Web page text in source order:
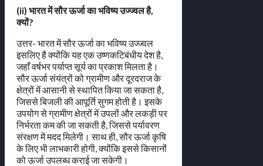
(ii) भारत में सौर ऊर्जा का भविष्य उज्ज्वल है,
क्यों?
उत्तर- भारत में सौर ऊर्जा का भविष्य उज्ज्वल
इसलिए है क्योंकि यह एक उष्णकटिबंधीय देश है,
जहाँ वर्षभर पर्याप्त सूर्य का प्रकाश मिलता है।
सौर ऊर्जा संयंत्रों को ग्रामीण और दूरदराज के
क्षेत्रों में आसानी से स्थापित किया जा सकता है,
जिससे बिजली की आपूर्ति सुगम होती है। इसके
उपयोग से ग्रामीण क्षेत्रों में उपलों और लकड़ी पर
निर्भरता कम की जा सकती है, जिससे पर्यावरण
संरक्षण में मदद मिलेगी। साथ ही, सौर ऊर्जा कृषि
के लिए भी लाभकारी होगी, क्योंकि इससे किसानों
को ऊर्जा उपलब्ध कराई जा सकेगी।